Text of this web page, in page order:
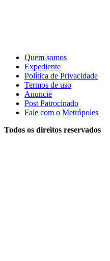
Quem somos
Expediente
Política de Privacidade
Termos de uso
Anuncie
Post Patrocinado
Fale com o Metrópoles
Todos os direitos reservados